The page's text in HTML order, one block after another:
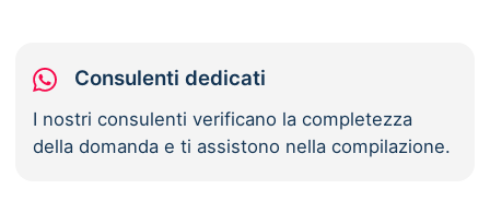
Consulenti dedicati
I nostri consulenti verificano la completezza
della domanda e ti assistono nella compilazione.